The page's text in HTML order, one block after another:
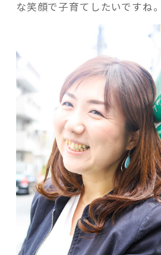
な笑顔で子育てしたいですね。